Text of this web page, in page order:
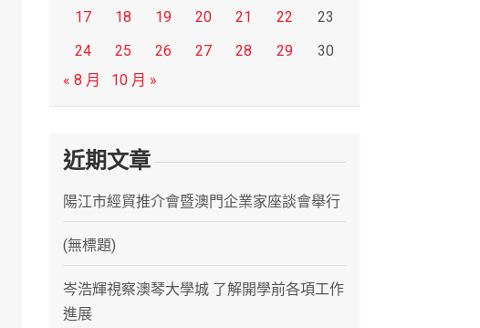
17
18 19 20 21 22
23
24
25 26 27 28 29
30
« 8 月
10 月 »
近期文章
陽江市經貿推介會暨澳門企業家座談會舉行
(無標題)
岑浩輝視察澳琴大學城 了解開學前各項工作
進展